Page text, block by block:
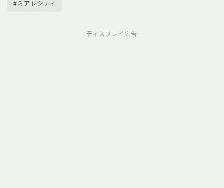
#ミアレシティ
ディスプレイ広告